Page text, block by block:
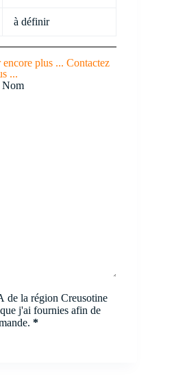
à définir
plus ... Contactez
...
Nom
de la région Creusotine
j'ai fournies afin de
*